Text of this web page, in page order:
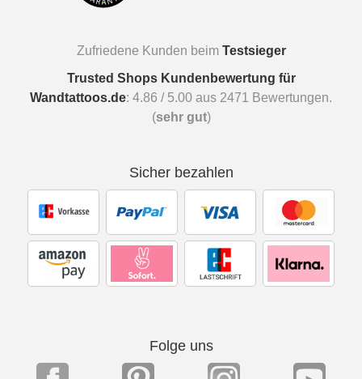
Zufriedene Kunden beim Testsieger
Trusted Shops Kundenbewertung für
Wandtattoos.de: 4.86 / 5.00 aus 2471
Bewertungen.
(sehr gut)
Sicher bezahlen
Folge uns